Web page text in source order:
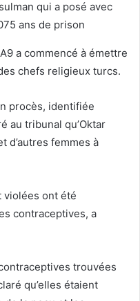
a commencé à émettre
chefs religieux turcs.
procès, identifiée
au tribunal qu’Oktar
d’autres femmes à
violées ont été
contraceptives, a
trouvées
qu’elles étaient